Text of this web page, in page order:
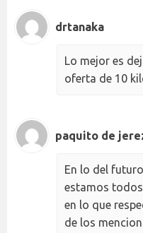
drtanaka
Lo mejor es
oferta de 10
paquito de
En lo del
estamos
en lo que
de los